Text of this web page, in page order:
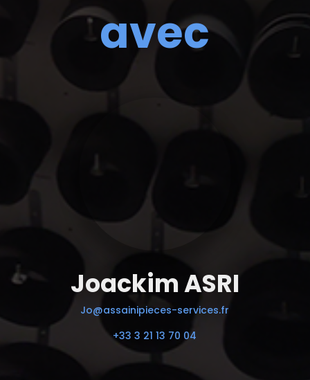
avec
Joackim ASRI
Jo@assainipieces-services.fr
+33 3 21 13 70 04